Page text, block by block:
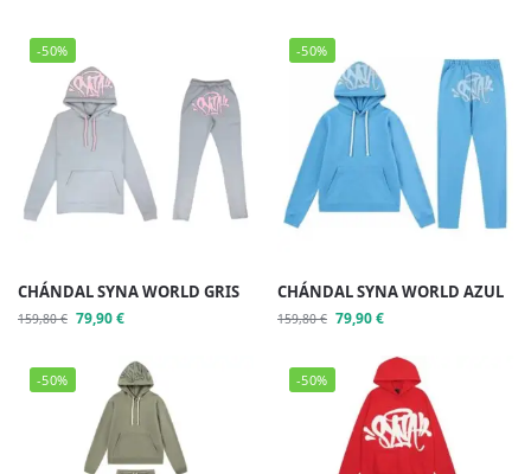
-50%
CHÁNDAL SYNA WORLD GRIS
159,80€ 79,90€
-50%
CHÁNDAL SYNA WORLD AZUL
159,80€ 79,90€
-50% -50%